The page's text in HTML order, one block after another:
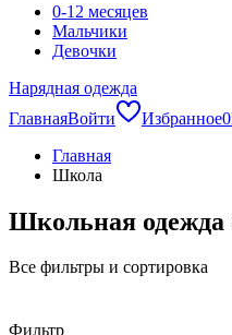
0-12 месяцев
Мальчики
Девочки
Нарядная одежда
ГлавнаяВойти Избранное0
Главная
Школа
Школьная одежда
Все фильтры и сортировка
Фильтр